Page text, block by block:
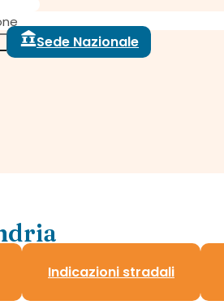
Sede Nazionale
c/o Confagricoltura
Indicazioni stradali